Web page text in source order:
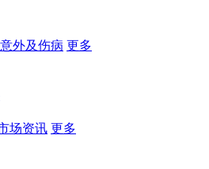
意外及伤病 更多
场资讯 更多